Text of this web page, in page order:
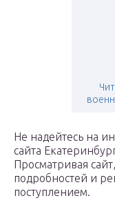
Не надейтесь на
сайта
Просматривая
подробностей и
поступлением.